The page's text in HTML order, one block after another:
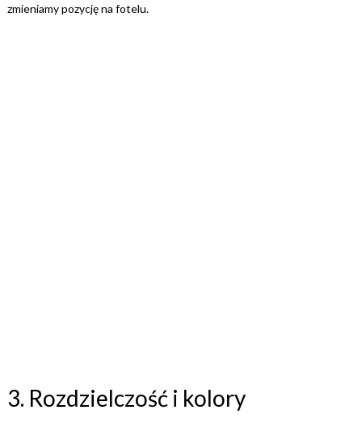
zmieniamy pozycję na fotelu.
3. Rozdzielczość i kolory